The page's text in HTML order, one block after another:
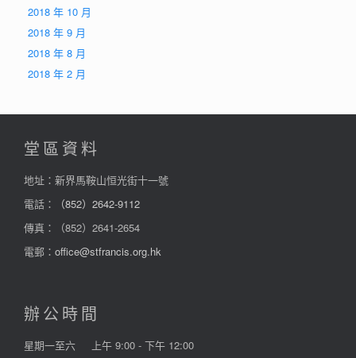
2018 年 10 月
2018 年 9 月
2018 年 8 月
2018 年 2 月
堂區資料
地址：新界馬鞍山恒光街十一號
電話：
（852）2642-9112
傳真：（852）2641-2654
電郵： office@stfrancis.org.hk
辦公時間
星期一至六 上午 9:00 - 下午 12:00